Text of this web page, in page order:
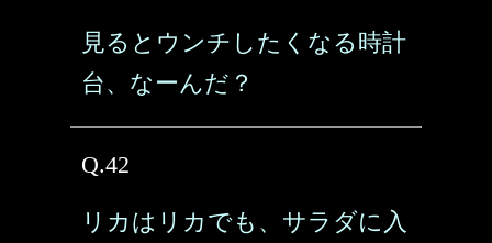
見るとウンチしたくなる時計
台、なーんだ？
Q.42
リカはリカでも、サラダに入